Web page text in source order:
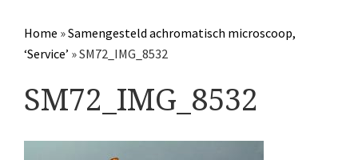
Overige optische instrumenten
Elektrische meetapparatuur
Boeken
Divers
Home »Samengesteld achromatisch microscoop,
‘Service’ »SM72_IMG_8532
SM72_IMG_8532